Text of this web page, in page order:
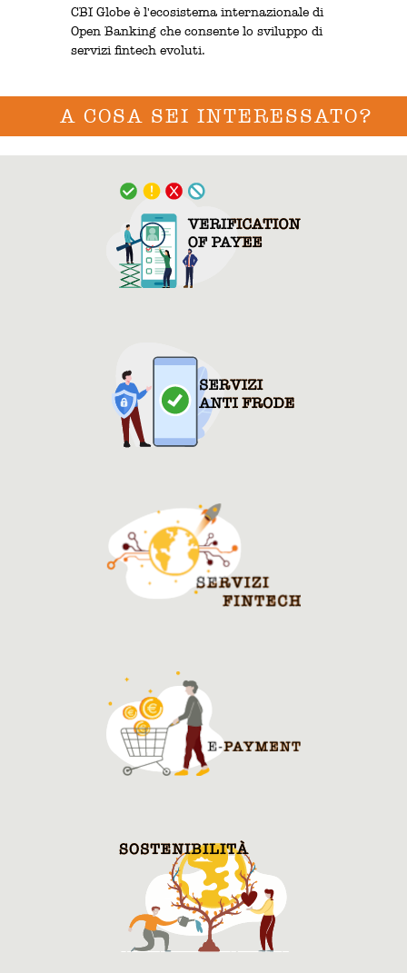
CBI Globe è l'ecosistema internazionale di
Open Banking che consente lo sviluppo di
servizi fintech evoluti.
A COSA SEI INTERESSATO?